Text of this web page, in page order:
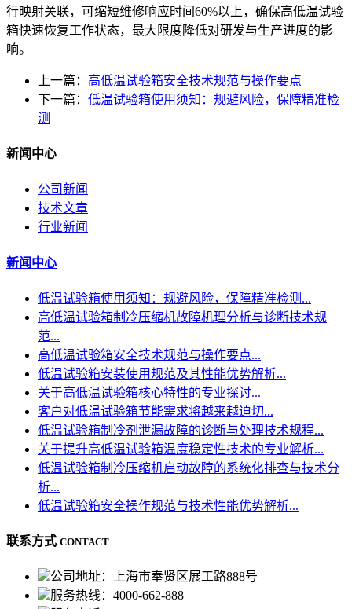
行映射关联，可缩短维修响应时间60%以上，确保高低温试验
箱快速恢复工作状态，最大限度降低对研发与生产进度的影
响。
上一篇： 高低温试验箱安全技术规范与操作要点
下一篇： 低温试验箱使用须知：规避风险，保障精准检
测
新闻中心
公司新闻
技术文章
行业新闻
新闻中心
低温试验箱使用须知：规避风险，保障精准检测...
高低温试验箱制冷压缩机故障机理分析与诊断技术规
范...
高低温试验箱安全技术规范与操作要点...
低温试验箱安装使用规范及其性能优势解析...
关于高低温试验箱核心特性的专业探讨...
客户对低温试验箱节能需求将越来越迫切...
低温试验箱制冷剂泄漏故障的诊断与处理技术规程...
关于提升高低温试验箱温度稳定性技术的专业解析...
低温试验箱制冷压缩机启动故障的系统化排查与技术分
析...
低温试验箱安全操作规范与技术性能优势解析...
联系方式 CONTACT
公司地址：上海市奉贤区展工路888号
服务热线：4000-662-888